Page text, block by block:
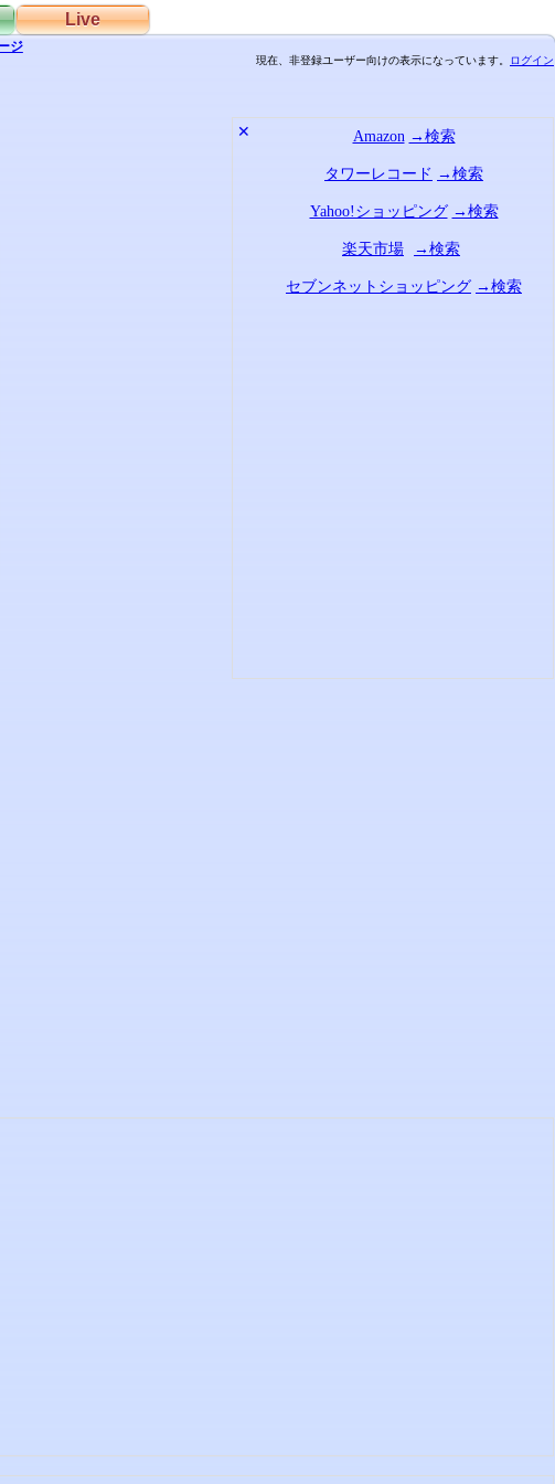
Live
ジ
現在、非登録ユーザー向けの表示になっています。 ログイン
✕ Amazon →検索
タワーレコード →検索
Yahoo!ショッピング →検索
楽天市場 →検索
セブンネットショッピング →検索